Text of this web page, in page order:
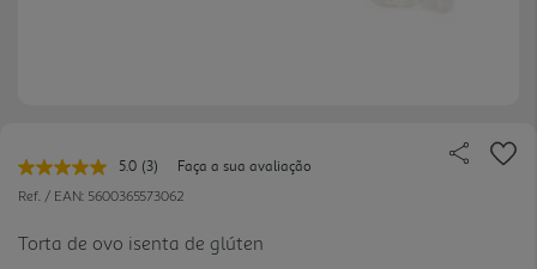
5.0 Leu
3
Link
para
(3)
Faça a sua avaliação
Ref. / EAN: 5600365573062
Torta de ovo isenta de glúten